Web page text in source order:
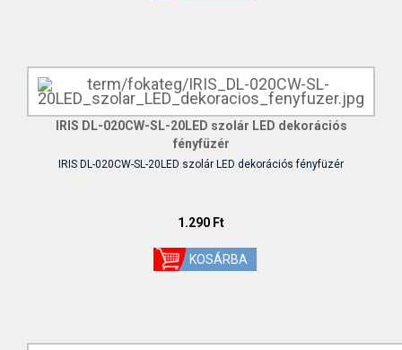
IRIS DL-020CW-SL-20LED szolár LED dekorációs
fényfüzér
IRIS DL-020CW-SL-20LED szolár LED dekorációs fényfüzér
1.290 Ft